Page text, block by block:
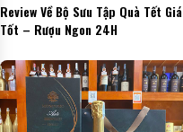
Review Về Bộ Sưu Tập Quà Tết Giá
Tốt – Rượu Ngon 24H